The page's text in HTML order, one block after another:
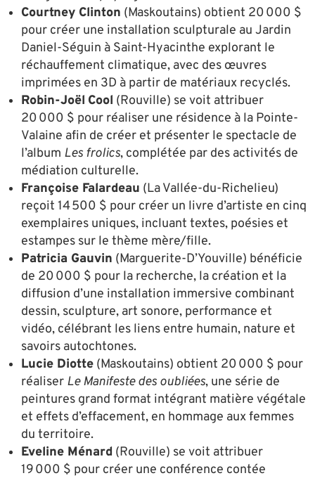
Courtney Clinton (Maskoutains) obtient 20 000 $
pour créer une installation sculpturale au Jardin
Daniel-Séguin à Saint-Hyacinthe explorant le
réchauffement climatique, avec des œuvres
imprimées en 3D à partir de matériaux recyclés.
Robin-Joël Cool (Rouville) se voit attribuer
20 000 $ pour réaliser une résidence à la Pointe-
Valaine afin de créer et présenter le spectacle de
l’album Les frolics, complétée par des activités de
médiation culturelle.
Françoise Falardeau (La Vallée-du-Richelieu)
reçoit 14 500 $ pour créer un livre d’artiste en cinq
exemplaires uniques, incluant textes, poésies et
estampes sur le thème mère/fille.
Patricia Gauvin (Marguerite-D’Youville) bénéficie
de 20 000 $ pour la recherche, la création et la
diffusion d’une installation immersive combinant
dessin, sculpture, art sonore, performance et
vidéo, célébrant les liens entre humain, nature et
savoirs autochtones.
Lucie Diotte (Maskoutains) obtient 20 000 $ pour
réaliser Le Manifeste des oubliées, une série de
peintures grand format intégrant matière végétale
et effets d’effacement, en hommage aux femmes
du territoire.
Eveline Ménard (Rouville) se voit attribuer
19 000 $ pour créer une conférence contée